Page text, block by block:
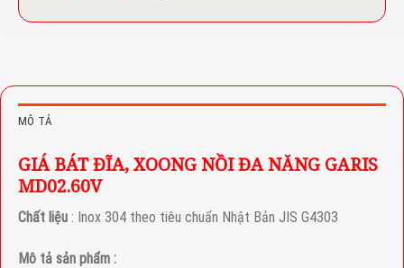
MÔ TẢ
GIÁ BÁT ĐĨA, XOONG NỒI ĐA NĂNG GARIS
MD02.60V
Chất liệu : Inox 304 theo tiêu chuẩn Nhật Bản JIS G4303
Mô tả sản phẩm :